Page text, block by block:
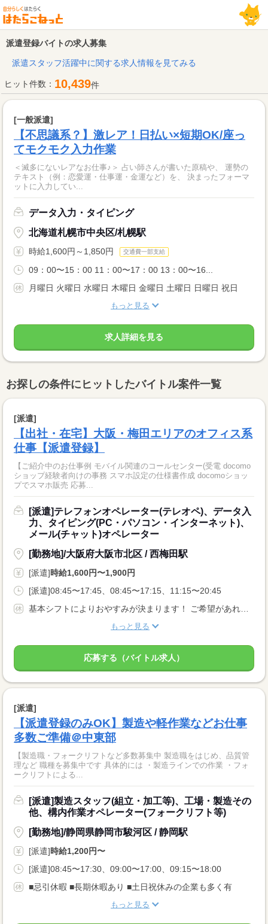
派遣登録バイトの求人募集
派遣スタッフ活躍中に関する求人情報を見てみる
ヒット件数： 10,439件
[一般派遣]
【不思議系？】激レア！日払い×短期OK/座っ
てモクモク入力作業
＜滅多にないレアなお仕事♪＞ 占い師さんが書いた原稿や、 運勢の
テキスト（例：恋愛運・仕事運・金運など）を、 決まったフォーマ
ットに入力してい...
データ入力・タイピング
北海道札幌市中央区/札幌駅
時給1,600円～1,850円 交通費一部支給
09：00〜15：00 11：00〜17：00 13：00〜16...
月曜日 火曜日 水曜日 木曜日 金曜日 土曜日 日曜日 祝日
もっと見る
求人詳細を見る
お探しの条件にヒットしたバイトル案件一覧
[派遣]
【出社・在宅】大阪・梅田エリアのオフィス系
仕事【派遣登録】
【ご紹介中のお仕事例 モバイル関連のコールセンター(受電 docomo
ショップ経験者向けの事務 スマホ設定の仕様書作成 docomoショッ
プでスマホ販売 応募...
[派遣]テレフォンオペレーター(テレオペ)、データ入
力、タイピング(PC・パソコン・インターネット)、
メール(チャット)オペレーター
[勤務地]/大阪府大阪市北区 / 西梅田駅
[派遣]時給1,600円〜1,900円
[派遣]08:45〜17:45、08:45〜17:15、11:15〜20:45
基本シフトによりおやすみが決まります！ ご希望があれば、事前にお電話やメールでお伝えください。
もっと見る
応募する（バイトル求人）
[派遣]
【派遣登録のみOK】製造や軽作業などお仕事
多数ご準備＠中東部
【製造職・フォークリフトなど多数募集中 製造職をはじめ、品質管
理など 職種を募集中です 具体的には ・製造ラインでの作業 ・フォ
ークリフトによる...
[派遣]製造スタッフ(組立・加工等)、工場・製造その
他、構内作業オペレーター(フォークリフト等)
[勤務地]/静岡県静岡市駿河区 / 静岡駅
[派遣]時給1,200円〜
[派遣]08:45〜17:30、09:00〜17:00、09:15〜18:00
■忌引休暇 ■長期休暇あり ■土日祝休みの企業も多く有
もっと見る